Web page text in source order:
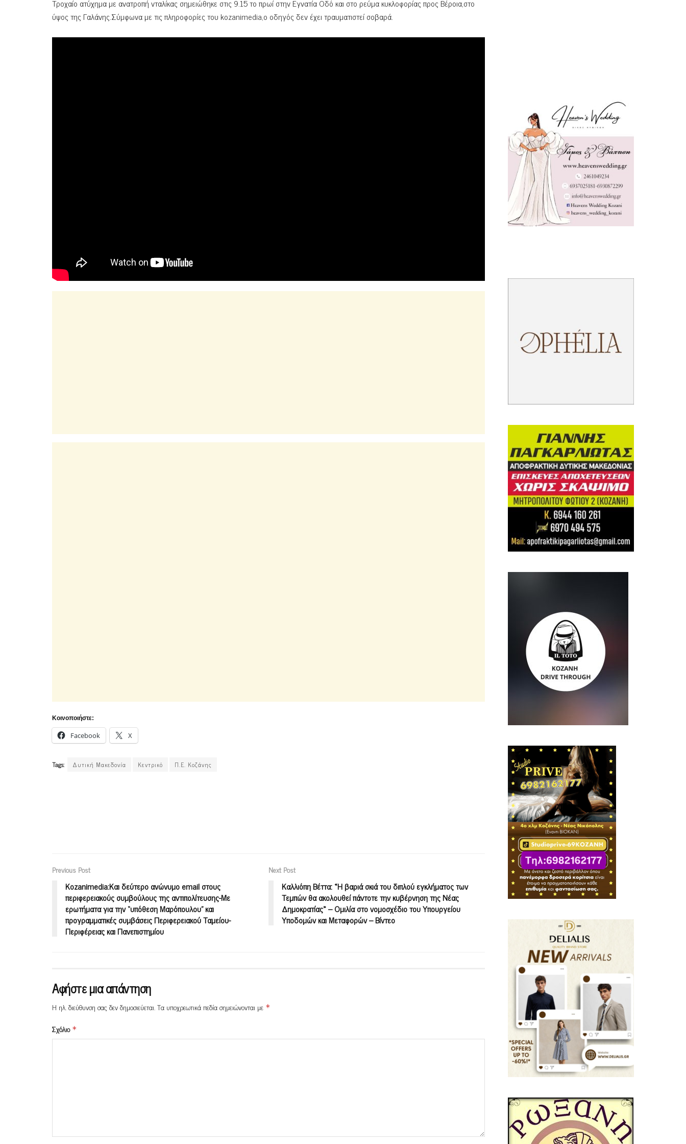
Τροχαίο ατύχημα με ανατροπή νταλίκας σημειώθηκε στις 9.15 το πρωί στην Εγνατία Οδό και στο ρεύμα κυκλοφορίας προς Βέροια,στο
ύψος της Γαλάνης.Σύμφωνα με τις πληροφορίες του kozanimedia,o οδηγός δεν έχει τραυματιστεί σοβαρά.
Κοινοποιήστε:
Facebook X
Tags: Δυτική Μακεδονία Κεντρικό Π.Ε. Κοζάνης
Previous Post
Kozanimedia:Και δεύτερο ανώνυμο email στους
περιφερειακούς συμβούλους της αντιπολίτευσης-Με
ερωτήματα για την “υπόθεση Μαρόπουλου” και
προγραμματικές συμβάσεις Περιφερειακού Ταμείου-
Περιφέρειας και Πανεπιστημίου
Next Post
Καλλιόπη Βέττα: «Η βαριά σκιά του διπλού εγκλήματος των
Τεμπών θα ακολουθεί πάντοτε την κυβέρνηση της Νέας
Δημοκρατίας» – Ομιλία στο νομοσχέδιο του Υπουργείου
Υποδομών και Μεταφορών – Βίντεο
Αφήστε μια απάντηση
Η ηλ. διεύθυνση σας δεν δημοσιεύεται.Τα υποχρεωτικά πεδία σημειώνονται με *
Σχόλιο *